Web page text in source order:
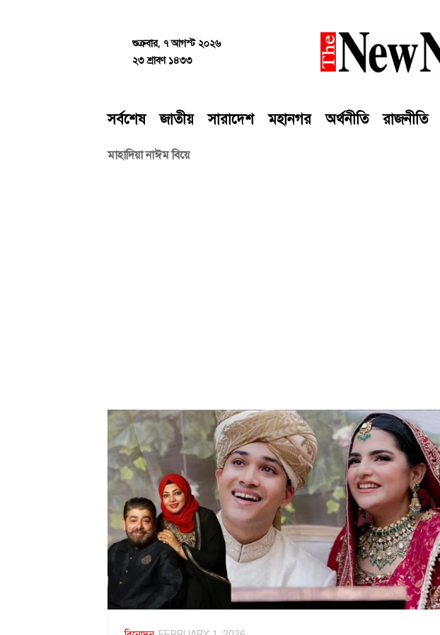
শুক্রবার, ৭ আগস্ট ২০২৬
২৩ শ্রাবণ ১৪৩৩
সর্বশেষ জাতীয় সারাদেশ মহানগর অর্থনীতি রাজনীতি
মাহাদিয়া নাঈম বিয়ে